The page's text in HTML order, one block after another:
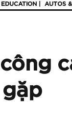
EDUCATION AUTOS